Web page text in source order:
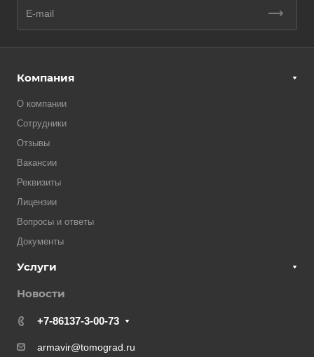
Компания
О компании
Сотрудники
Отзывы
Вакансии
Реквизиты
Лицензии
Вопросы и ответы
Документы
Услуги
Новости
+7-86137-3-00-73
armavir@tomograd.ru